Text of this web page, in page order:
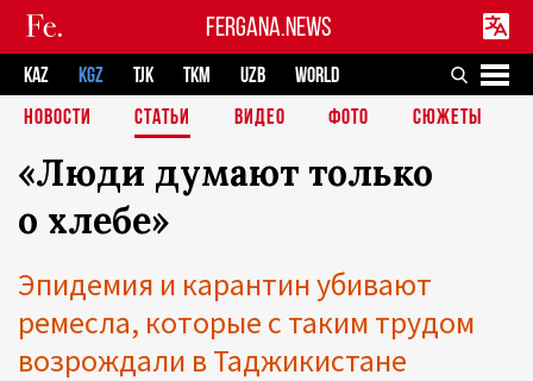
FERGANA.NEWS
KAZ KGZ TJK TKM UZB
WORLD
НОВОСТИ
СТАТЬИ ВИДЕО ФОТО СЮЖЕТЫ
«Люди думают только
о хлебе»
Эпидемия и карантин убивают
ремесла, которые с таким трудом
возрождали в Таджикистане